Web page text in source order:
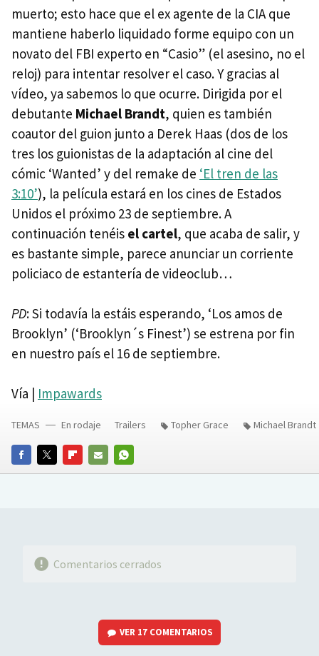
muerto; esto hace que el ex agente de la CIAque
mantiene haberlo liquidado forme equipo con un
novato del FBI experto en “Casio” (el asesino, no el
reloj) para intentar resolver el caso. Y gracias al
vídeo, ya sabemos lo que ocurre. Dirigida por el
debutante Michael Brandt, quien es también
coautor del guion junto a Derek Haas (dos de los
tres los guionistas de la adaptación al cine del
cómic ‘Wanted’ y del remake de ‘El tren de las
3:10’), la película estará en los cines de Estados
Unidos el próximo 23 de septiembre. A
continuación tenéis el cartel, que acaba de salir, y
es bastante simple, parece anunciar un corriente
policiaco de estantería de videoclub…
PD: Si todavía la estáis esperando, ‘Los amos de
Brooklyn’ (‘Brooklyn´s Finest’) se estrena por fin
en nuestro país el 16 de septiembre.
Vía | Impawards
FACEBOOKTWITTERFLIPBOARD
E-
WHATSAPP
TEMAS En rodaje Trailers Topher Grace Michael Brandt
Comentarios cerrados
VER 17 COMENTARIOS